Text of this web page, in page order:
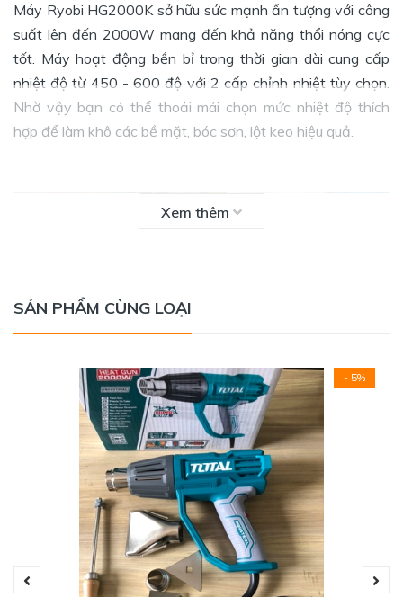
Máy Ryobi HG2000K sở hữu sức mạnh ấn tượng với công
suất lên đến 2000W mang đến khả năng thổi nóng cực
tốt. Máy hoạt động bền bỉ trong thời gian dài cung cấp
nhiệt độ từ 450 - 600 độ với 2 cấp chỉnh nhiệt tùy chọn.
Nhờ vậy bạn có thể thoải mái chọn mức nhiệt độ thích
hợp để làm khô các bề mặt, bóc sơn, lột keo hiệu quả.
Lượng gió máy tạo ra đạt từ 300 - 500 lít/phút đáp ứng
tốt mọi nhu cầu thổi nhiệt mạnh, yếu cho nhiều nhiệm vụ
Xem thêm
SẢN PHẨM CÙNG LOẠI
- 5%